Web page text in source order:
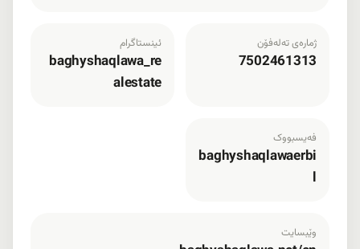
ژمارەی تەلەفۆن
7502461313
ئینستاگرام
baghyshaqlawa_re
alestate
فەیسبووک
baghyshaqlawaerbi
l
وێبسایت